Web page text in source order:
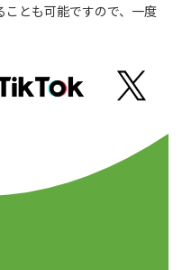
とも可能ですので、一度